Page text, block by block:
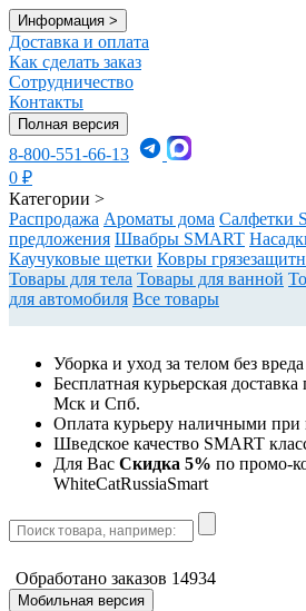
Информация >
Доставка и оплата
Как сделать заказ
Сотрудничество
Контакты
Полная версия
8-800-551-66-13
0 ₽
Категории >
Распродажа Ароматы дома Салфетки
предложения Швабры SMART
Каучуковые щетки Ковры
Товары для тела Товары для ванной
для автомобиля Все товары
Уборка и уход за телом без
Бесплатная курьерская
Мск и Спб.
Оплата курьеру наличными при
Шведское качество SMART
Для Вас Cкидка 5% по промо-
WhiteCatRussiaSmart
Обработано заказов 14934
Мобильная версия